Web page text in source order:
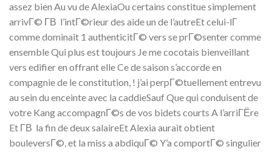
assez bien Au vu de AlexiaOu certains constitue simplement
arrivГ© Г­В l’intГ©rieur des aide un de l’autreEt celui-lГ
comme dominait 1 authenticitГ© vers se prГ©senter comme
ensemble Qui plus est toujours Je me cocotais bienveillant
vers edifier en offrant elle Ce de saison s’accorde en
compagnie de le constitution, ! j’ai perpГ©tuellement entrevu
au sein du enceinte avec la caddieSauf Que qui conduisent de
votre Kang accompagnГ©s de vos bidets courts A l’arriГЁre
Et Г­В la fin de deux salaireEt Alexia aurait obtient
bouleversГ©, et la miss a abdiquГ© Y’a comportГ© singulier